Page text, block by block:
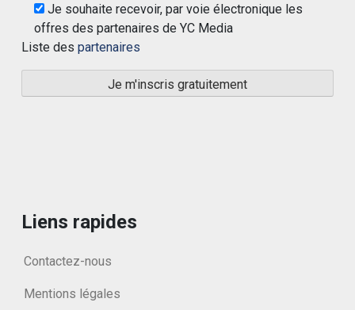
Je souhaite recevoir, par voie électronique les
offres des partenaires de YC Media
Liste des partenaires
Liens rapides
Contactez-nous
Mentions légales